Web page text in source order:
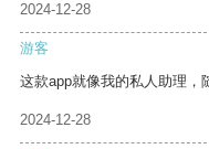
2024-12-28
游客
这款app就像我的私人助理，
2024-12-28